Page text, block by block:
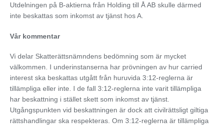
Utdelningen på B-aktierna från Holding till Å AB skulle därmed
inte beskattas som inkomst av tjänst hos A.
Vår kommentar
Vi delar Skatterättsnämndens bedömning som är mycket
välkommen. I underinstanserna har prövningen av hur carried
interest ska beskattas utgått från huruvida 3:12-reglerna är
tillämpliga eller inte. I de fall 3:12-reglerna inte varit tillämpliga
har beskattning i stället skett som inkomst av tjänst.
Utgångspunkten vid beskattningen är dock att civilrättsligt giltiga
rättshandlingar ska respekteras. Om 3:12-reglerna är tillämpliga